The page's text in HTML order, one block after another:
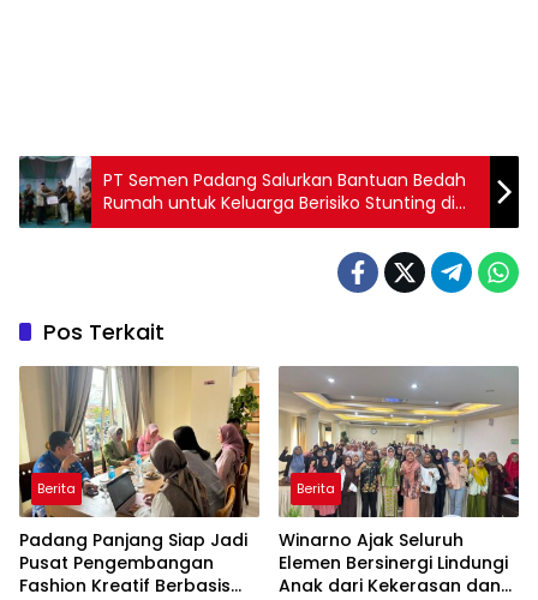
PT Semen Padang Salurkan Bantuan Bedah
Rumah untuk Keluarga Berisiko Stunting di
Padang
Pos Terkait
Berita
Padang Panjang Siap Jadi
Pusat Pengembangan
Fashion Kreatif Berbasis
Berita
Winarno Ajak Seluruh
Elemen Bersinergi Lindungi
Anak dari Kekerasan dan